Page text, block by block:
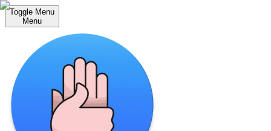
Toggle Menu
Menu